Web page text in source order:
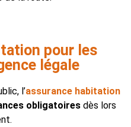
pour les
légale
l’assurance habitation
obligatoires dès lors